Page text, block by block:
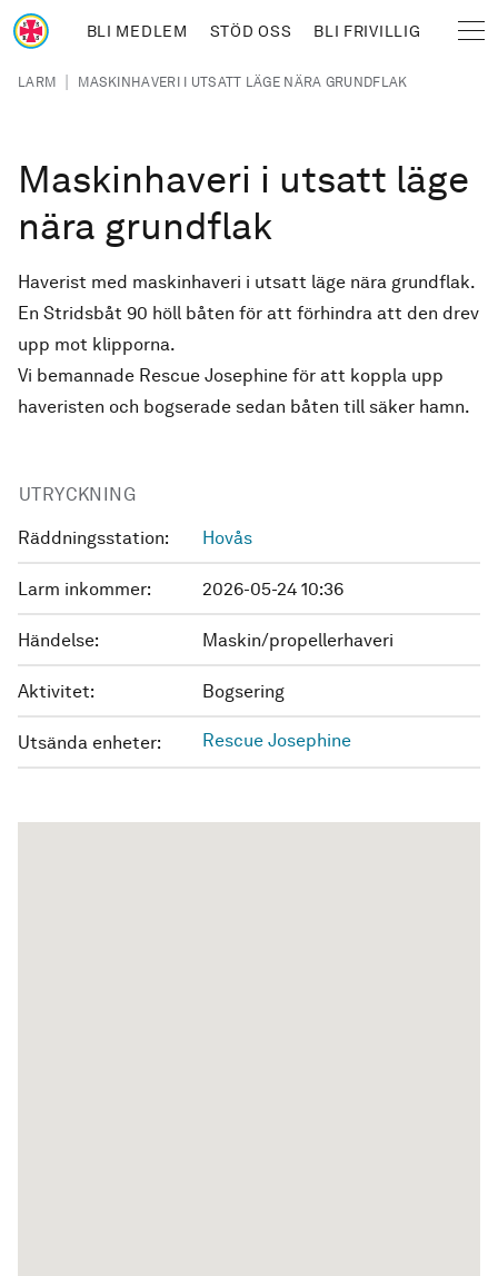
Hoppa till huvudinnehåll
BLI MEDLEM STÖD OSS BLI FRIVILLIG
Länkstig
LARM | MASKINHAVERI I UTSATT LÄGE NÄRA GRUNDFLAK
Maskinhaveri i utsatt läge
nära grundflak
Haverist med maskinhaveri i utsatt läge nära grundflak.
En Stridsbåt 90 höll båten för att förhindra att den drev
upp mot klipporna.
Vi bemannade Rescue Josephine för att koppla upp
haveristen och bogserade sedan båten till säker hamn.
UTRYCKNING
Räddningsstation: Hovås
Larm inkommer: 2026-05-24 10:36
Händelse: Maskin/propellerhaveri
Aktivitet: Bogsering
Utsända enheter: Rescue Josephine